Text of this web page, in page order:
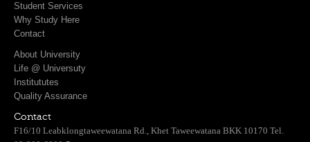
Student Services
Why Study Here
Contact
About University
Life @ Universuty
Institututes
Quality Assurance
Contact
F16/10 Leabklongtaweewatana Rd., Khet Taweewatana BKK 10170 Tel.